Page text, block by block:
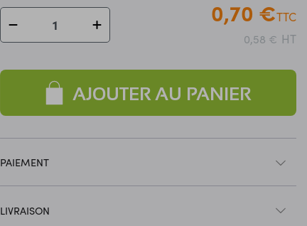
0,70 €TTC
0,58 € HT
AJOUTER AU PANIER
PAIEMENT
LIVRAISON